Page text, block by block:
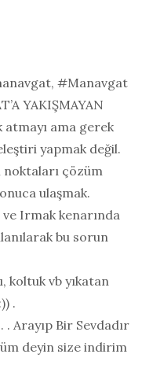
, #Manavgat
YAKIŞMAYAN
atmayı ama gerek
yapmak değil.
noktaları çözüm
ulaşmak.
Irmak kenarında
bu sorun
koltuk vb yıkatan
.
Arayıp Bir Sevdadır
deyin size indirim